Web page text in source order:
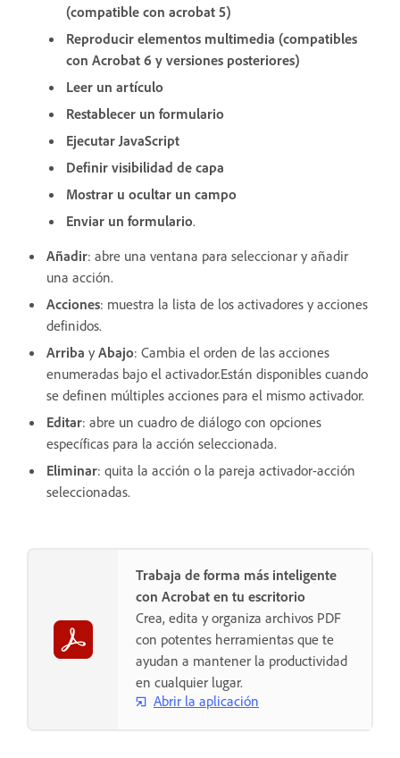
(compatible con acrobat 5)
Reproducir elementos multimedia (compatibles
con Acrobat 6 y versiones posteriores)
Leer un artículo
Restablecer un formulario
Ejecutar JavaScript
Definir visibilidad de capa
Mostrar u ocultar un campo
Enviar un formulario.
Añadir: abre una ventana para seleccionar y añadir
una acción.
Acciones: muestra la lista de los activadores y acciones
definidos.
Arriba y Abajo: Cambia el orden de las acciones
enumeradas bajo el activador.Están disponibles cuando
se definen múltiples acciones para el mismo activador.
Editar: abre un cuadro de diálogo con opciones
específicas para la acción seleccionada.
Eliminar: quita la acción o la pareja activador-acción
seleccionadas.
Trabaja de forma más inteligente
con Acrobat en tu escritorio
Crea, edita y organiza archivos PDF
con potentes herramientas que te
ayudan a mantener la productividad
en cualquier lugar.
Abrir la aplicación